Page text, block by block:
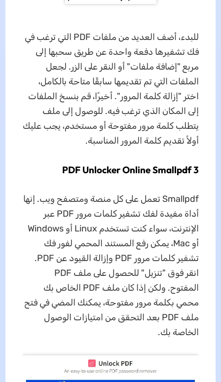
للبدء، أضف العديد من ملفات PDF التي ترغب في
فك تشفيرها دفعة واحدة عن طريق سحبها إلى
مربع "إضافة ملفات" أو النقر على الزر. لجعل
الملفات التي تم تقديمها سابقًا متاحة بالكامل،
اختر "إزالة كلمة المرور". أخيرًا، قم بنسخ الملفات
إلى المكان الذي ترغب فيه. للوصول إلى ملف
يتطلب كلمة مرور مفتوحة أو مستخدم، يجب عليك
أولاً تقديم كلمة المرور المناسبة.
3 PDF Unlocker Online Smallpdf
Smallpdf تعمل على كل منصة ومتصفح ويب. إنها
أداة مفيدة لفك تشفير كلمات مرور PDF عبر
الإنترنت، سواء كنت تستخدم Linux أو Windows
أو Mac، يمكن رفع المستند المحمي لفور فك
تشفير كلمات مرور PDF وإزالة القيود عن PDF.
انقر فوق "تنزيل" للحصول على ملف PDF
المفتوح. ولكن إذا كان ملف PDF الخاص بك
محمي بكلمة مرور مفتوحة، يمكنك المضي في فتح
ملف PDF بعد التحقق من امتيازات الوصول
الخاصة بك.